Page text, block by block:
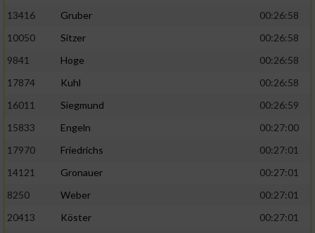
13416
Gruber
00:26:58
10050
Sitzer
00:26:58
9841
Hoge
00:26:58
17874
Kuhl
00:26:58
16011
Siegmund
00:26:59
15833
Engeln
00:27:00
17970
Friedrichs
00:27:01
14121
Gronauer
00:27:01
8250
Weber
00:27:01
20413
Köster
00:27:01